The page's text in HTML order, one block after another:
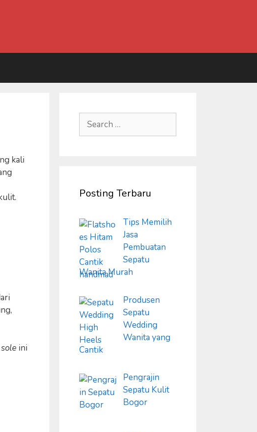
kali
sole ini
Search
for:
Posting Terbaru
Tips Memilih
Jasa
Pembuatan
Sepatu
Wanita Murah
Produsen
Sepatu
Wedding
Wanita yang
Cantik
Pengrajin
Sepatu Kulit
Bogor